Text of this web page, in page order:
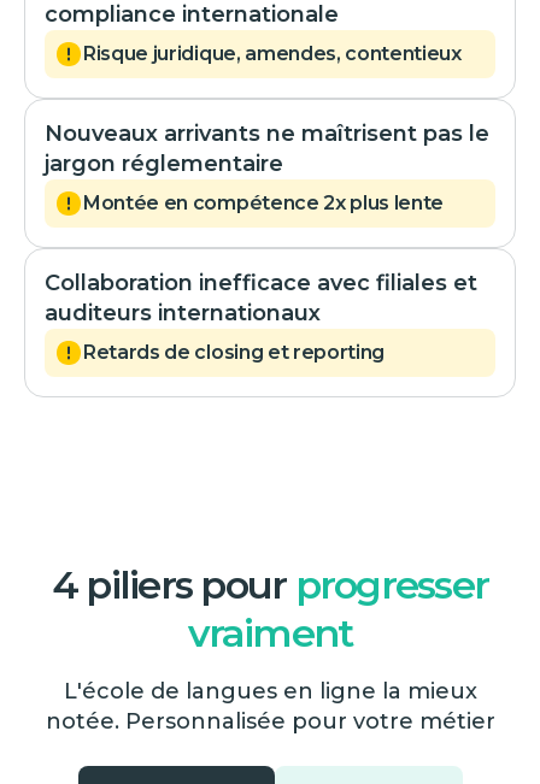
compliance internationale
Risque juridique, amendes, contentieux
Nouveaux arrivants ne maîtrisent pas le
jargon réglementaire
Montée en compétence 2x plus lente
Collaboration inefficace avec filiales et
auditeurs internationaux
Retards de closing et reporting
4 piliers pour progresser
vraiment
L'école de langues en ligne la mieux
notée. Personnalisée pour votre métier